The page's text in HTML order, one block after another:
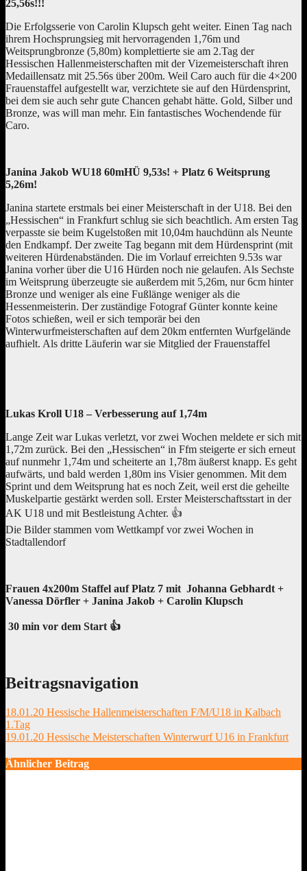
25,56s!!!
Die Erfolgsserie von Carolin Klupsch geht weiter. Einen Tag nach
ihrem Hochsprungsieg mit hervorragenden 1,76m und
Weitsprungbronze (5,80m) komplettierte sie am 2.Tag der
Hessischen Hallenmeisterschaften mit der Vizemeisterschaft ihren
Medaillensatz mit 25.56s über 200m. Weil Caro auch für die 4×200
Frauenstaffel aufgestellt war, verzichtete sie auf den Hürdensprint,
bei dem sie auch sehr gute Chancen gehabt hätte. Gold, Silber und
Bronze, was will man mehr. Ein fantastisches Wochendende für
Caro.
Janina Jakob WU18 60mHÜ 9,53s! + Platz 6 Weitsprung
5,26m!
Janina startete erstmals bei einer Meisterschaft in der U18. Bei den
„Hessischen“ in Frankfurt schlug sie sich beachtlich. Am ersten Tag
verpasste sie beim Kugelstoßen mit 10,04m hauchdünn als Neunte
den Endkampf. Der zweite Tag begann mit dem Hürdensprint (mit
weiteren Hürdenabständen. Die im Vorlauf erreichten 9.53s war
Janina vorher über die U16 Hürden noch nie gelaufen. Als Sechste
im Weitsprung überzeugte sie außerdem mit 5,26m, nur 6cm hinter
Bronze und weniger als eine Fußlänge weniger als die
Hessenmeisterin. Der zuständige Fotograf Günter konnte keine
Fotos schießen, weil er sich temporär bei den
Winterwurfmeisterschaften auf dem 20km entfernten Wurfgelände
aufhielt. Als dritte Läuferin war sie Mitglied der Frauenstaffel
Lukas Kroll U18 – Verbesserung auf 1,74m
Lange Zeit war Lukas verletzt, vor zwei Wochen meldete er sich mit
1,72m zurück. Bei den „Hessischen“ in Ffm steigerte er sich erneut
auf nunmehr 1,74m und scheiterte an 1,78m äußerst knapp. Es geht
aufwärts, und bald werden 1,80m ins Visier genommen. Mit dem
Sprint und dem Weitsprung hat es noch Zeit, weil erst die geheilte
Muskelpartie gestärkt werden soll. Erster Meisterschaftsstart in der
AK U18 und mit Bestleistung Achter. 👍
Die Bilder stammen vom Wettkampf vor zwei Wochen in
Stadtallendorf
Frauen 4x200m Staffel auf Platz 7 mit Johanna Gebhardt +
Vanessa Dörfler + Janina Jakob + Carolin Klupsch
30 min vor dem Start 👍
Beitragsnavigation
18.01.20 Hessische Hallenmeisterschaften F/M/U18 in Kalbach
1.Tag
19.01.20 Hessische Meisterschaften Winterwurf U16 in Frankfurt
Ähnlicher Beitrag